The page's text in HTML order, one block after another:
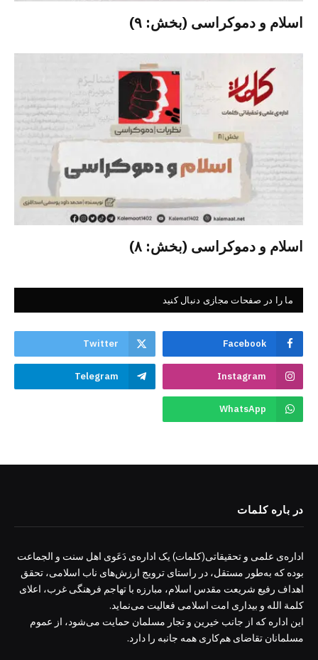
اسلام و دموکراسی (بخش: ۹)
اسلام و دموکراسی (بخش: ۸)
ما را در صفحات مجازی دنبال کنید
Facebook
Twitter
Instagram
Telegram
WhatsApp
در باره کلمات
اداره‌ی علمی و تحقیقاتی(کلمات) یک اداره‌ی دَعَوی اهل سنت و الجماعت
بوده که به‌طور مستقل، در راستای ترویج ارزش‌های ناب اسلامی، تحقق
اهداف رفیع شریعت مقدس اسلام، مبارزه با تهاجم فرهنگی غرب، اعلای
کلمة الله و بیداری امت اسلامی فعالیت می‌نماید.
این اداره که از جانب خیرین و تجار مسلمان حمایت می‌شود، از عموم
مسلمانان تقاضای هم‌کاری همه جانبه را دارد.